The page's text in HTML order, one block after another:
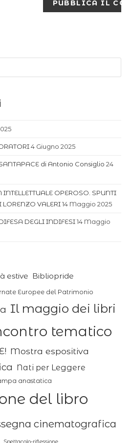
4 Giugno 2025
di Antonio Consiglio 24
OPEROSO. SPUNTI
LORENZO VALERI 14 Maggio 2025
DEGLI INDIFESI 14 Maggio
estive Bibliopride
Europee del Patrimonio
Il maggio dei libri
tematico
Mostra espositiva
Nati per Leggere
anastatica
del libro
cinematografica